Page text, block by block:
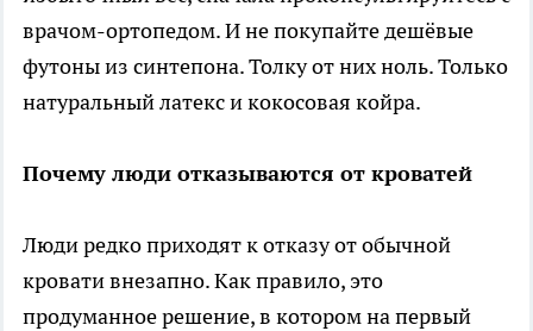
врачом-ортопедом. И не покупайте дешёвые
футоны из синтепона. Толку от них ноль. Только
натуральный латекс и кокосовая койра.
Почему люди отказываются от кроватей
Люди редко приходят к отказу от обычной
кровати внезапно. Как правило, это
продуманное решение, в котором на первый